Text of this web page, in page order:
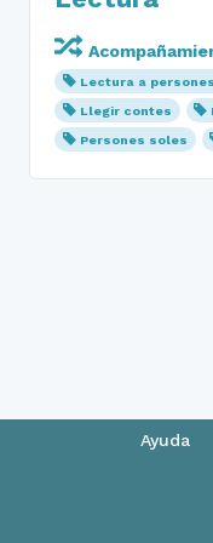
Lectura a
Llegir contes
Persones soles
Ayuda